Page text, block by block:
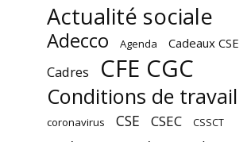
Actualité sociale
Adecco Agenda Cadeaux CSE
Cadres CFE CGC
Conditions de travail
coronavirus CSE CSEC CSSCT